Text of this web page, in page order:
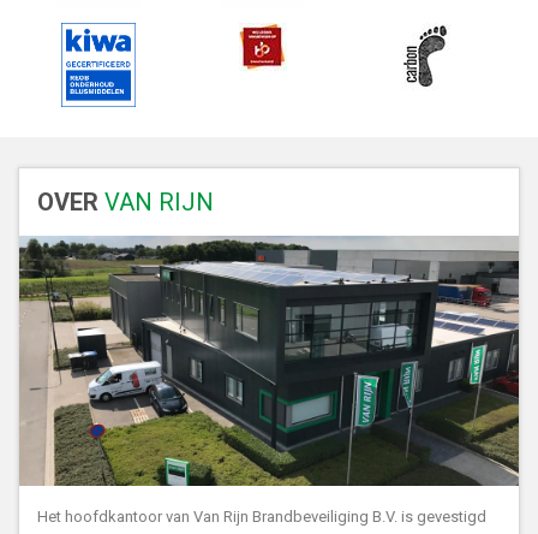
OVER VAN RIJN
Het hoofdkantoor van Van Rijn Brandbeveiliging B.V. is gevestigd